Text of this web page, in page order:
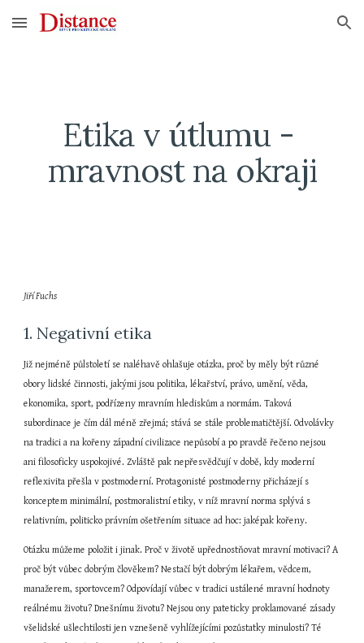
Skip to main content Skip to navigation
Etika v útlumu -
mravnost na okraji
Jiří Fuchs
1. Negativní etika
Již nejméně půlstoletí se naléhavě ohlašuje otázka, proč by měly být různé
obory lidské činnosti, jakými jsou politika, lékařství, právo, umění, věda,
ekonomika, sport, podřízeny mravním hlediskům a normám. Taková
subordinace je čím dál méně zřejmá; stává se stále problematičtější. Odvolávky
na tradici a na kořeny západní civilizace nepůsobí a po pravdě řečeno nejsou
ani filosoficky uspokojivé. Zvláště pak nepřesvědčují v době, kdy moderní
reflexivita přešla v postmoderní. Protagonisté postmoderny přicházejí s
konceptem minimální, postmoralistní etiky, v níž mravní norma splývá s
relativním, politicko právním ošetřením situace ad hoc: jaképak kořeny.
Otázku můžeme položit i jinak. Proč v životě upřednostňovat mravní motivaci? A
proč být vůbec dobrým člověkem? Nestačí být dobrým lékařem, vědcem,
manažerem, sportovcem? Odpovídají vůbec v tradici ustálené mravní hodnoty
reálnému životu? Dnešnímu životu? Nejsou ony pateticky proklamované zásady
všelidské ušlechtilosti jen vznešeně vyhlížejícími pozůstatky minulosti? Té